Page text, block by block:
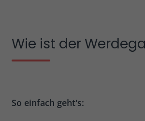
Wie ist der
So einfach geht's: